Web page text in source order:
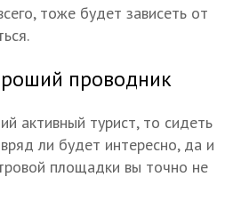
тоже будет зависеть от
проводник
активный турист, то сидеть
ли будет интересно, да и
площадки вы точно не